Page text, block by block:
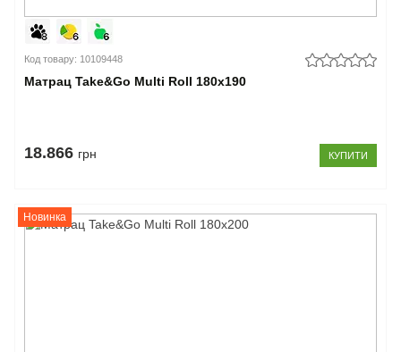
Код товару: 10109448
Матрац Take&Go Multi Roll 180x190
18.866 грн КУПИТИ
Новинка